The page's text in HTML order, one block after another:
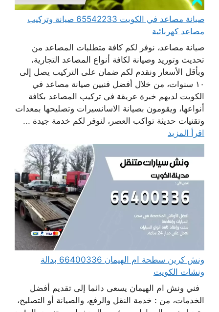
صيانة مصاعد في الكويت 65542233 صيانة وتركيب
مصاعد كهربائية
صيانة مصاعد، نوفر لكم كافة متطلبات المصاعد من
تحديث وتوريد وصيانة لكافة أنواع المصاعد التجارية،
وبأقل الأسعار ونقدم لكم ضمان على التركيب يصل إلى
١٠ سنوات، من خلال أفضل فنيين صيانة مصاعد في
الكويت لديهم خبرة عريقة في تركيب المصاعد بكافة
أنواعها، ويقومون بصيانة الاسانسيرات وتصليحها بمعدات
وتقنيات حديثة تواكب العصر، لنوفر لكم خدمة جيدة ...
اقرأ المزيد
ونش كرين سطحة ام الهيمان 66400336 بدالة
ونشات الكويت
فني ونش ام الهيمان يسعى دائما إلى تقديم أفضل
الخدمات، من : خدمة النقل والرفع، والصيانة أو التصليح،